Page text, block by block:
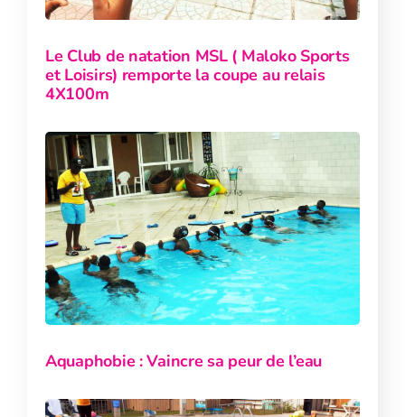
Le Club de natation MSL ( Maloko Sports
et Loisirs) remporte la coupe au relais
4X100m
Aquaphobie : Vaincre sa peur de l’eau